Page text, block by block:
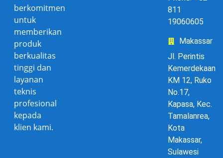
berkomitmen
untuk
memberikan
produk
berkualitas
tinggi dan
layanan
teknis
profesional
kepada
klien kami.
811
19060605
Makassar
Jl. Perintis
Kemerdekaan
KM 12, Ruko
No.17,
Kapasa, Kec.
Tamalanrea,
Kota
Makassar,
Sulawesi